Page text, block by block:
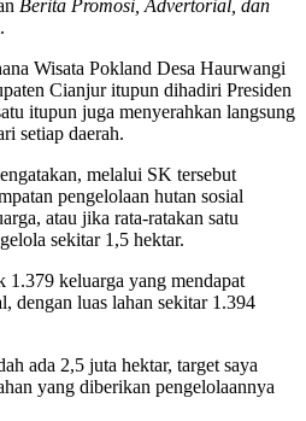
Berita Promosi, Advertorial, dan
.
Wisata Pokland Desa Haurwangi
Cianjur itupun dihadiri Presiden
itupun juga menyerahkan langsung
setiap daerah.
melalui SK tersebut
pengelolaan hutan sosial
atau jika rata-ratakan satu
sekitar 1,5 hektar.
1.379 keluarga yang mendapat
dengan luas lahan sekitar 1.394
ada 2,5 juta hektar, target saya
yang diberikan pengelolaannya